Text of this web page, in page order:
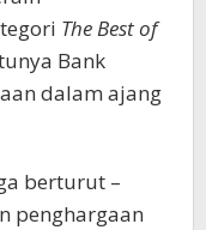
The Best of
Bank
dalam ajang
berturut –
penghargaan